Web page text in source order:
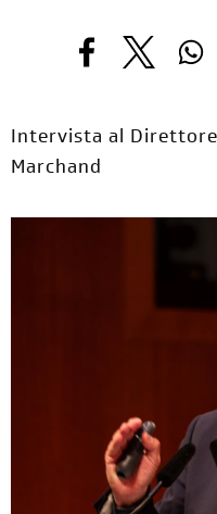
Opens in a
Opens
Intervista al Direttore
Marchand